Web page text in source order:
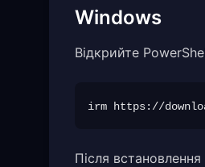
Windows
Відкрийте
Після встановлення